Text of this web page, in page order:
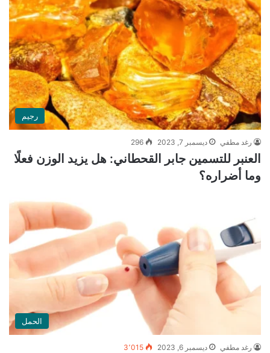
رجيم
رغد مطفي ديسمبر 7, 2023 296
العنبر للتسمين جابر القحطاني: هل يزيد الوزن فعلًا
وما أضراره؟
الحمل
رغد مطفي ديسمبر 6, 2023 3٬015